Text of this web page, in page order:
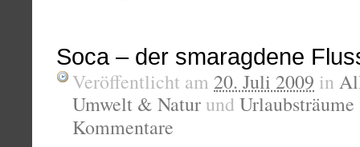
Soca – der smaragdene
Veröffentlicht am 20. Juli 2009 in
Umwelt & Natur und Urlaubsträume
Kommentare